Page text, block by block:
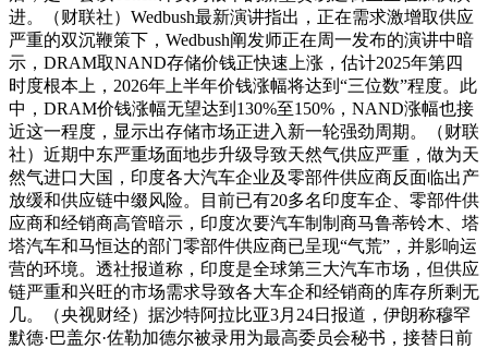
进。（财联社）Wedbush最新演讲指出，正在需求激增取供应
严重的双沉鞭策下，Wedbush阐发师正在周一发布的演讲中暗
示，DRAM取NAND存储价钱正快速上涨，估计2025年第四
时度根本上，2026年上半年价钱涨幅将达到“三位数”程度。此
中，DRAM价钱涨幅无望达到130%至150%，NAND涨幅也接
近这一程度，显示出存储市场正进入新一轮强劲周期。（财联
社）近期中东严重场面地步升级导致天然气供应严重，做为天
然气进口大国，印度各大汽车企业及零部件供应商反面临出产
放缓和供应链中缀风险。目前已有20多名印度车企、零部件供
应商和经销商高管暗示，印度次要汽车制制商马鲁蒂铃木、塔
塔汽车和马恒达的部门零部件供应商已呈现“气荒”，并影响运
营的环境。透社报道称，印度是全球第三大汽车市场，但供应
链严重和兴旺的市场需求导致各大车企和经销商的库存所剩无
几。（央视财经）据沙特阿拉比亚3月24日报道，伊朗称穆罕
默德·巴盖尔·佐勒加德尔被录用为最高委员会秘书，接替日前